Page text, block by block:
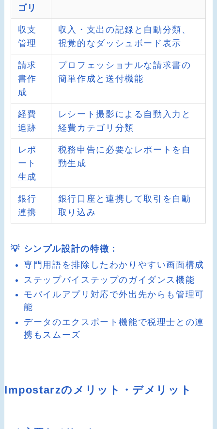
ゴリ
収支
管理
収入・支出の記録と自動分類、
視覚的なダッシュボード表示
請求
書作
成
プロフェッショナルな請求書の
簡単作成と送付機能
経費
追跡
レシート撮影による自動入力と
経費カテゴリ分類
レポ
ート
生成
税務申告に必要なレポートを自
動生成
銀行
連携
銀行口座と連携して取引を自動
取り込み
💡 シンプル設計の特徴：
専門用語を排除したわかりやすい画面構成
ステップバイステップのガイダンス機能
モバイルアプリ対応で外出先からも管理可
能
データのエクスポート機能で税理士との連
携もスムーズ
Impostarzのメリット・デメリット